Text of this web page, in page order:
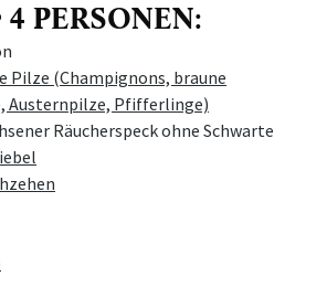
PERSONEN:
Pilze (Champignons, braune
Austernpilze, Pfifferlinge)
Räucherspeck ohne Schwarte